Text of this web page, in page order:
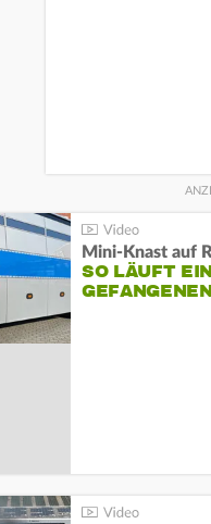
Mini-Knast auf
SO LÄUFT